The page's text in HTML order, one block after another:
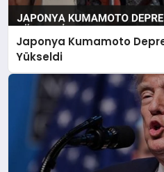
Japonya Kumamoto
Yükseldi